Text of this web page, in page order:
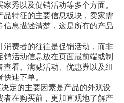
秀以及促销活动等多个方面。
品特征的主要信息板块，卖家需
信息描述清楚，这是所有的产品
消费者的往往是促销活动，而非
活动信息放在页面最前端或制
看。满减活动、优惠券以及组
速下单。
定的主要因素是产品的外观设
者在购买前，更加直观地了解产